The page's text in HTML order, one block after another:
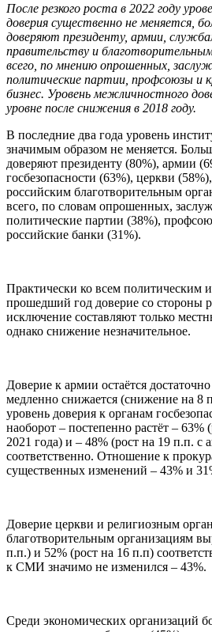
После резкого роста в 2022 году
доверия существенно не меняется,
доверяют президенту, армии,
правительству и
всего, по мнению опрошенных,
политические партии, профсоюзы и
бизнес. Уровень межличностного
уровне после снижения в 2018 году.
В последние два года уровень
значимым образом не меняется.
доверяют президенту (80%), армии
госбезопасности (63%), церкви
российским благотворительным
всего, по словам опрошенных,
политические партии (38%),
российские банки (31%).
Практически ко всем политическим
прошедший год доверие со стороны
исключение составляют только
однако снижение незначительное.
Доверие к армии остаётся
медленно снижается (снижение на 8
уровень доверия к органам
наоборот – постепенно растёт – 63%
2021 года) и – 48% (рост на 19 п.п. с
соответственно. Отношение к
существенных изменений – 43% и
Доверие церкви и религиозным
благотворительным организациям
п.п.) и 52% (рост на 16 п.п)
к СМИ значимо не изменился – 43%.
Среди экономических организаций